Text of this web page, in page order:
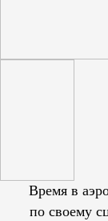
Время в
по своему